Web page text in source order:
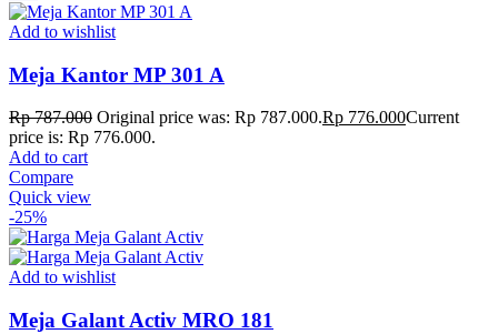
Add to wishlist
Meja Kantor MP 301 A
Rp787.000 Original price was: Rp 787.000.Rp 776.000Current
price is: Rp 776.000.
Add to cart
Compare
Quick view
-25%
Add to wishlist
Meja Galant Activ MRO 181